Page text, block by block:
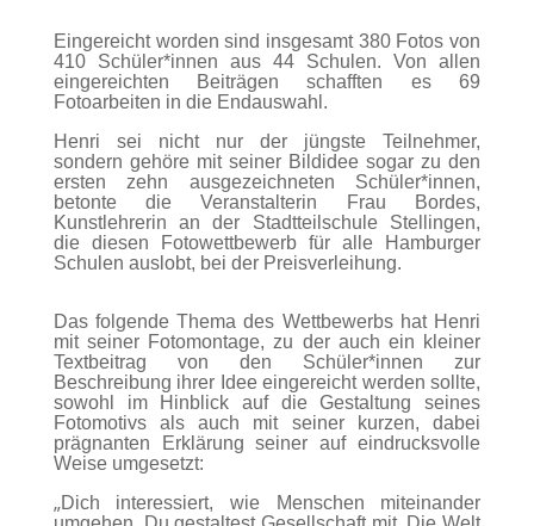
Eingereicht worden sind insgesamt 380 Fotos von
410 Schüler*innen aus 44 Schulen. Von allen
eingereichten Beiträgen schafften es 69
Fotoarbeiten in die Endauswahl.
Henri sei nicht nur der jüngste Teilnehmer,
sondern gehöre mit seiner Bildidee sogar zu den
ersten zehn ausgezeichneten Schüler*innen,
betonte die Veranstalterin Frau Bordes,
Kunstlehrerin an der Stadtteilschule Stellingen,
die diesen Fotowettbewerb für alle Hamburger
Schulen auslobt, bei der Preisverleihung.
Das folgende Thema des Wettbewerbs hat Henri
mit seiner Fotomontage, zu der auch ein kleiner
Textbeitrag von den Schüler*innen zur
Beschreibung ihrer Idee eingereicht werden sollte,
sowohl im Hinblick auf die Gestaltung seines
Fotomotivs als auch mit seiner kurzen, dabei
prägnanten Erklärung seiner auf eindrucksvolle
Weise umgesetzt:
„Dich interessiert, wie Menschen miteinander